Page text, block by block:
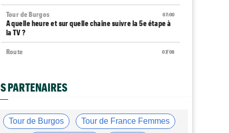
07:00
Tour de Burgos
A quelle heure et sur quelle chaîne suivre la 5e étape à
la TV ?
07/08
Route
Route
Anton Schiffer à nouveau victime d'une fracture de la
07/08
Transfert
PARTENAIRES
Tour de Burgos Tour de France Femmes